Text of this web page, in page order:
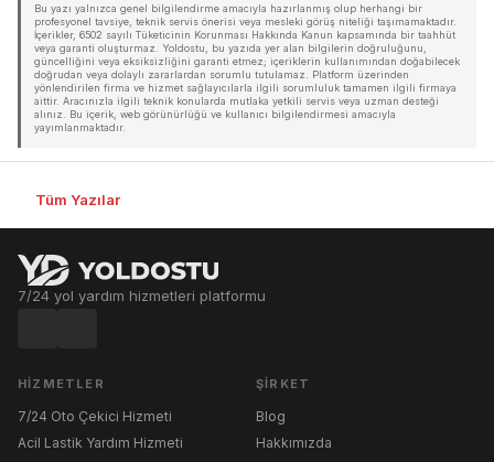
Bu yazı yalnızca genel bilgilendirme amacıyla hazırlanmış olup herhangi bir
profesyonel tavsiye, teknik servis önerisi veya mesleki görüş niteliği taşımamaktadır.
İçerikler, 6502 sayılı Tüketicinin Korunması Hakkında Kanun kapsamında bir taahhüt
veya garanti oluşturmaz. Yoldostu, bu yazıda yer alan bilgilerin doğruluğunu,
güncelliğini veya eksiksizliğini garanti etmez; içeriklerin kullanımından doğabilecek
doğrudan veya dolaylı zararlardan sorumlu tutulamaz. Platform üzerinden
yönlendirilen firma ve hizmet sağlayıcılarla ilgili sorumluluk tamamen ilgili firmaya
aittir. Aracınızla ilgili teknik konularda mutlaka yetkili servis veya uzman desteği
alınız. Bu içerik, web görünürlüğü ve kullanıcı bilgilendirmesi amacıyla
yayımlanmaktadır.
Tüm Yazılar
7/24 yol yardım hizmetleri platformu
HIZMETLER
7/24 Oto Çekici Hizmeti
Acil Lastik Yardım Hizmeti
ŞIRKET
Blog
Hakkımızda